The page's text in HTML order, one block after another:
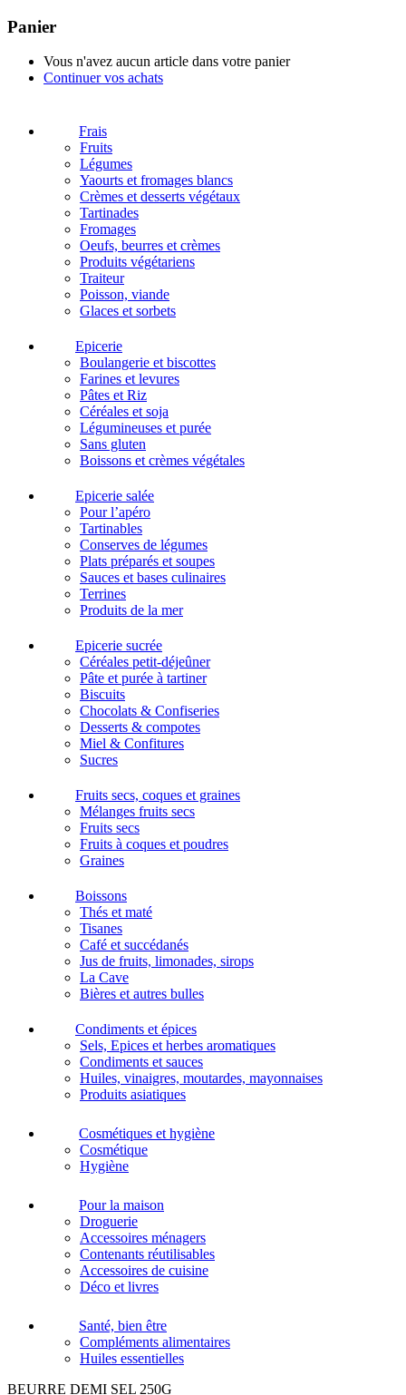
Panier
Vous n'avez aucun article dans votre panier
Continuer vos achats
Frais
Fruits
Légumes
Yaourts et fromages blancs
Crèmes et desserts végétaux
Tartinades
Fromages
Oeufs, beurres et crèmes
Produits végétariens
Traiteur
Poisson, viande
Glaces et sorbets
Epicerie
Boulangerie et biscottes
Farines et levures
Pâtes et Riz
Céréales et soja
Légumineuses et purée
Sans gluten
Boissons et crèmes végétales
Epicerie salée
Pour l’apéro
Tartinables
Conserves de légumes
Plats préparés et soupes
Sauces et bases culinaires
Terrines
Produits de la mer
Epicerie sucrée
Céréales petit-déjeûner
Pâte et purée à tartiner
Biscuits
Chocolats & Confiseries
Desserts & compotes
Miel & Confitures
Sucres
Fruits secs, coques et graines
Mélanges fruits secs
Fruits secs
Fruits à coques et poudres
Graines
Boissons
Thés et maté
Tisanes
Café et succédanés
Jus de fruits, limonades, sirops
La Cave
Bières et autres bulles
Condiments et épices
Sels, Epices et herbes aromatiques
Condiments et sauces
Huiles, vinaigres, moutardes, mayonnaises
Produits asiatiques
Cosmétiques et hygiène
Cosmétique
Hygiène
Pour la maison
Droguerie
Accessoires ménagers
Contenants réutilisables
Accessoires de cuisine
Déco et livres
Santé, bien être
Compléments alimentaires
Huiles essentielles
BEURRE DEMI SEL 250G